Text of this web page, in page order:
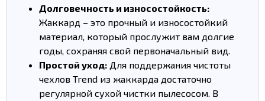
Долговечность и износостойкость:
Жаккард – это прочный и износостойкий
материал, который прослужит вам долгие
годы, сохраняя свой первоначальный вид.
Простой уход: Для поддержания чистоты
чехлов Trend из жаккарда достаточно
регулярной сухой чистки пылесосом. В